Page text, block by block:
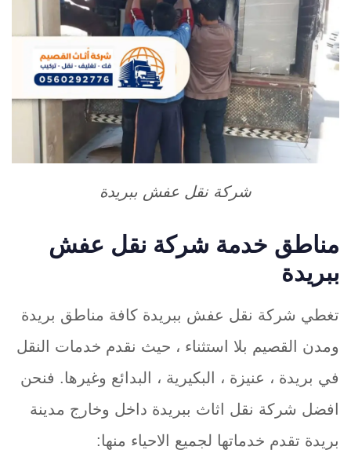
شركة نقل عفش ببريدة
مناطق خدمة شركة نقل عفش
ببريدة
تغطي شركة نقل عفش ببريدة كافة مناطق بريدة
ومدن القصيم بلا استثناء ، حيث نقدم خدمات النقل
في بريدة ، عنيزة ، البكيرية ، البدائع وغيرها. فنحن
افضل شركة نقل اثاث ببريدة داخل وخارج مدينة
بريدة تقدم خدماتها لجميع الاحياء منها: